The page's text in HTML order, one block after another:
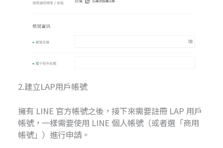
2.建立LAP用戶帳號
擁有 LINE 官方帳號之後，接下來需要註冊 LAP 用戶
帳號，一樣需要使用 LINE 個人帳號（或者選「商用
帳號」）進行申請。